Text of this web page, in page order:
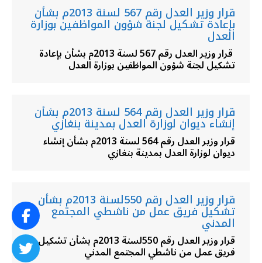
قرار وزير العدل رقم 567 لسنة 2013م بشأن
بإعادة تشكيل لجنة شؤون المواظفين بوزارة
العدل
قرار وزير العدل رقم 567 لسنة 2013م بشأن بإعادة
تشكيل لجنة شؤون المواظفين بوزارة العدل
قرار وزير العدل رقم 564 لسنة 2013م بشأن
إنشاء ديوان لوزارة العدل بمدينة بنغازي
قرار وزير العدل رقم 564 لسنة 2013م بشأن إنشاء
ديوان لوزارة العدل بمدينة بنغازي
قرار وزير العدل رقم 550لسنة 2013م بشأن
تشكيل فريق عمل من ناشطي المجتمع
المدني
قرار وزير العدل رقم 550لسنة 2013م بشأن تشكيل
فريق عمل من ناشطي المجتمع المدني